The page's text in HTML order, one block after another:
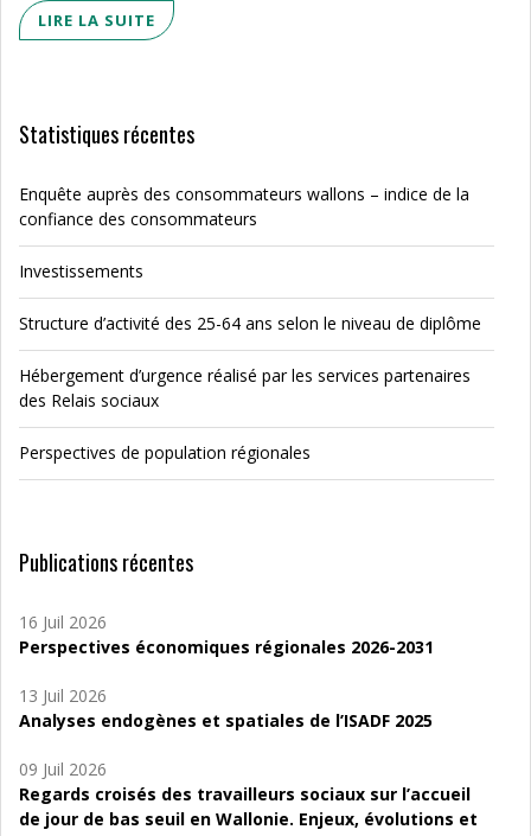
LIRE LA SUITE
Statistiques récentes
Enquête auprès des consommateurs wallons – indice de la
confiance des consommateurs
Investissements
Structure d’activité des 25-64 ans selon le niveau de diplôme
Hébergement d’urgence réalisé par les services partenaires
des Relais sociaux
Perspectives de population régionales
Publications récentes
16 Juil 2026
Perspectives économiques régionales 2026-2031
13 Juil 2026
Analyses endogènes et spatiales de l’ISADF 2025
09 Juil 2026
Regards croisés des travailleurs sociaux sur l’accueil
de jour de bas seuil en Wallonie. Enjeux, évolutions et